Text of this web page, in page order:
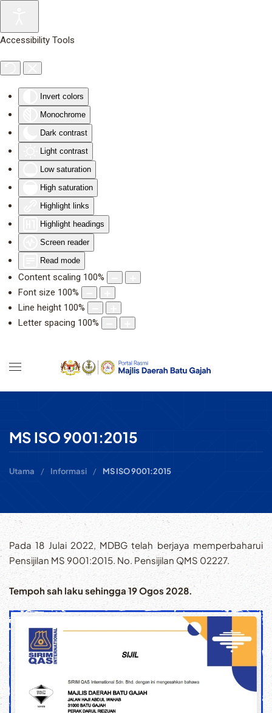
Accessibility Tools
Invert colors
Monochrome
Dark contrast
Light contrast
Low saturation
High saturation
Highlight links
Highlight headings
Screen reader
Read mode
Content scaling 100%
Font size 100%
Line height 100%
Letter spacing 100%
MS ISO 9001:2015
Utama Informasi MS ISO 9001:2015
Pada 18 Julai 2022, MDBG telah berjaya memperbaharui
Pensijilan MS 9001:2015. No. Pensijilan QMS 02227.
Tempoh sah laku sehingga 19 Ogos 2028.